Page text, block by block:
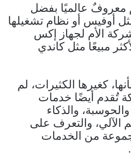
عالميًا بفضل
أوفيس أو نظام تشغيلها
الأم لجهاز إكس
مبيعًا مثل كاندي
كغيرها الكثيرات، لم
تُقدم أيضًا خدمات
والذكاء
الآلي، والتعرف على
من الخدمات